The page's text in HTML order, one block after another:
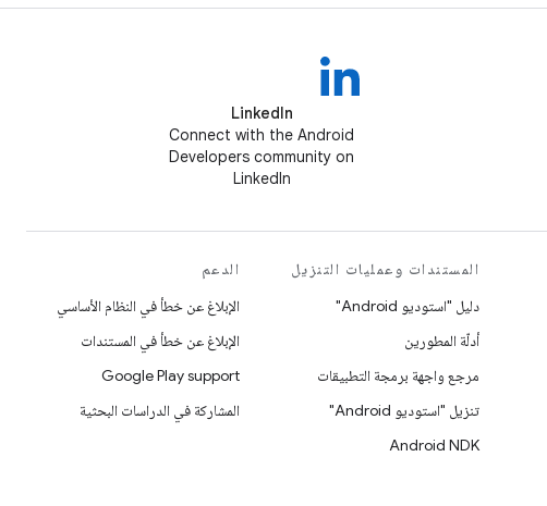
LinkedIn
Connect with the Android
Developers community on
LinkedIn
المستندات وعمليات التنزيل
دليل "استوديو Android"
أدلّة المطورين
مرجع واجهة برمجة التطبيقات
تنزيل "استوديو Android"
Android NDK
الدعم
الإبلاغ عن خطأ في النظام الأساسي
الإبلاغ عن خطأ في المستندات
Google Play support
المشاركة في الدراسات البحثية